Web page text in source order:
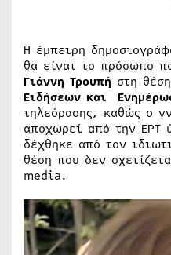
Η έμπειρη
θα είναι το πρόσωπο
Γιάννη Τρουπή στη
Ειδήσεων και
τηλεόρασης, καθώς ο
αποχωρεί από την ΕΡΤ
δέχθηκε από τον
θέση που δεν
media.